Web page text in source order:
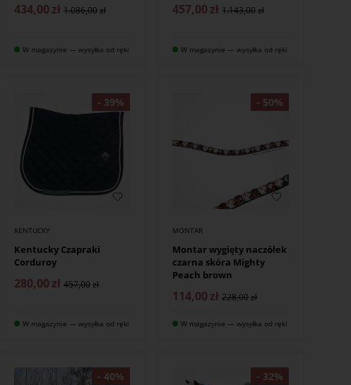
434,00 zł 1.086,00
W magazynie — wysyłka od ręki
457,00 zł 1.143,00
W magazynie — wysyłka od ręki
KENTUCKY
Kentucky Czapraki
Corduroy
280,00 zł 457,00
W magazynie — wysyłka od ręki
MONTAR
Montar wygięty naczółek
czarna skóra Mighty
Peach brown
114,00 zł 228,00
W magazynie — wysyłka od ręki